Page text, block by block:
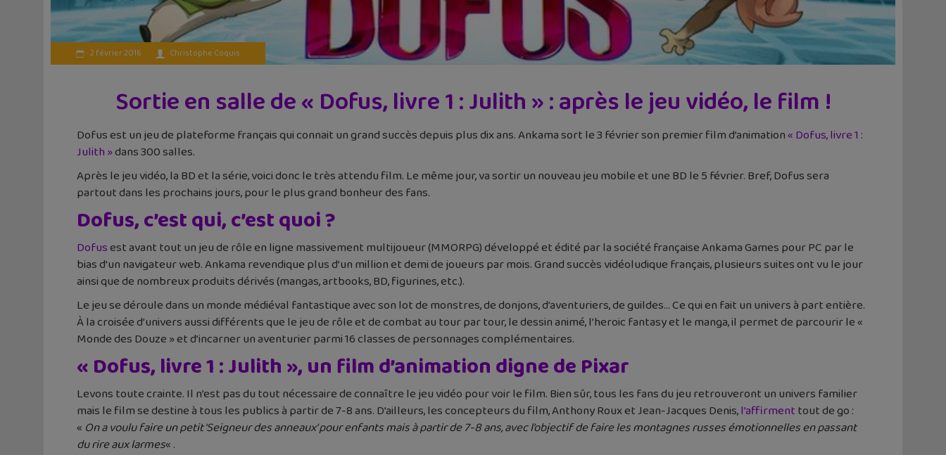
2 février 2016 Christophe Coquis
Sortie en salle de « Dofus, livre 1 : Julith » : après le jeu vidéo, le film !
Dofus est un jeu de plateforme français qui connait un grand succès depuis plus dix ans. Ankama sort le 3 février son premier film d’animation« Dofus, livre 1 :
Julith »dans 300 salles.
Après le jeu vidéo, la BD et la série, voici donc le très attendu film. Le même jour, va sortir un nouveau jeu mobile et une BD le 5 février. Bref, Dofus sera
partout dans les prochains jours, pour le plus grand bonheur des fans.
Dofus, c’est qui, c’est quoi ?
Dofusest avant tout un jeu de rôle en ligne massivement multijoueur (MMORPG) développé et édité par la société française Ankama Games pour PC par le
bias d’un navigateur web. Ankama revendique plus d’un million et demi de joueurs par mois. Grand succès vidéoludique français, plusieurs suites ont vu le jour
ainsi que de nombreux produits dérivés (mangas, artbooks, BD, figurines, etc.).
Le jeu se déroule dans un monde médiéval fantastique avec son lot de monstres, de donjons, d’aventuriers, de guildes… Ce qui en fait un univers à part entière.
À la croisée d’univers aussi différents que le jeu de rôle et de combat au tour par tour, le dessin animé, l’heroic fantasy et le manga, il permet de parcourir le «
Monde des Douze » et d’incarner un aventurier parmi 16 classes de personnages complémentaires.
« Dofus, livre 1 : Julith », un film d’animation digne de Pixar
Levons toute crainte. Il n’est pas du tout nécessaire de connaître le jeu vidéo pour voir le film. Bien sûr, tous les fans du jeu retrouveront un univers familier
mais le film se destine à tous les publics à partir de 7-8 ans. D’ailleurs, les concepteurs du film, Anthony Roux et Jean-Jacques Denis,l’affirmenttout de go :
« On a voulu faire un petit ‘Seigneur des anneaux’ pour enfants mais à partir de 7-8 ans, avec l’objectif de faire les montagnes russes émotionnelles en passant
du rire aux larmes« .